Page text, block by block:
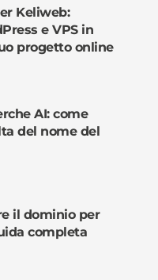
Keliweb:
e VPS in
progetto online
AI: come
del nome del
il dominio per
completa